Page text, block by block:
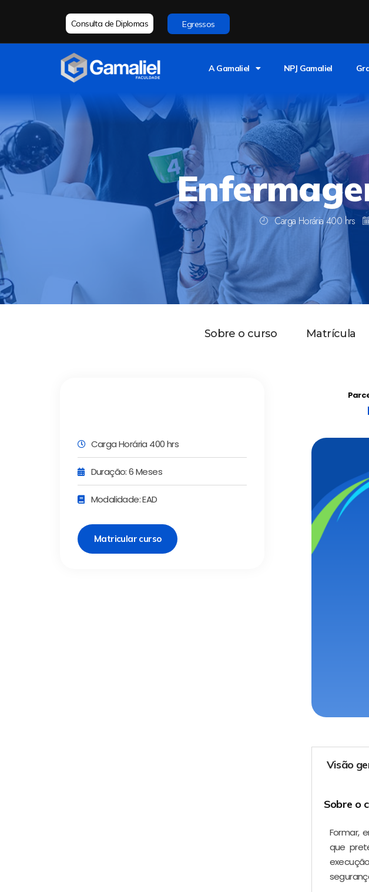
Consulta de Diplomas Egressos
A Gamaliel NPJ Gamaliel
Carga Horária 400 hrs
Sobre o curso Matrícula
Carga Horária 400 hrs
Duração: 6 Meses
Modalidade: EAD
Matricular curso
Visão
Sobre o
Formar,
que